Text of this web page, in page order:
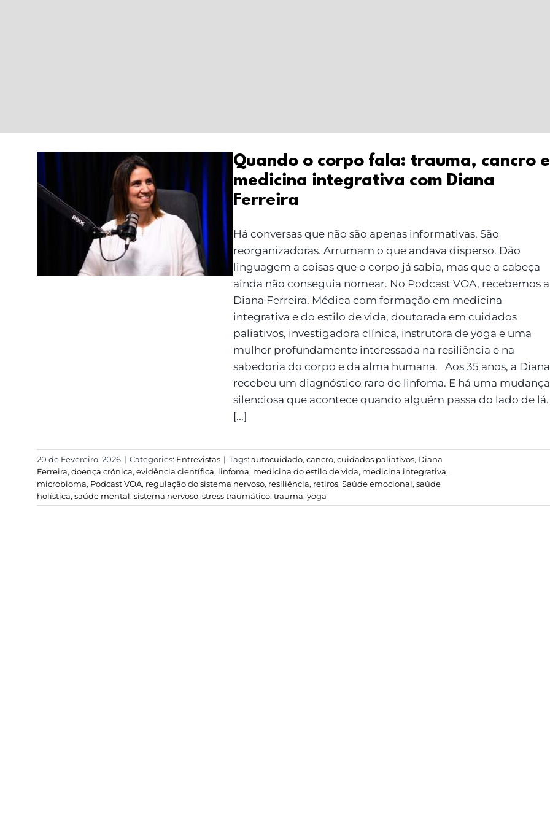
Quando o corpo fala:
trauma, cancro e
medicina integrativa
com Diana Ferreira
Quando o corpo fala: trauma, cancro e
medicina integrativa com Diana
Ferreira
Há conversas que não são apenas informativas. São
reorganizadoras. Arrumam o que andava disperso. Dão
linguagem a coisas que o corpo já sabia, mas que a cabeça
ainda não conseguia nomear. No Podcast VOA, recebemos a
Diana Ferreira. Médica com formação em medicina
integrativa e do estilo de vida, doutorada em cuidados
paliativos, investigadora clínica, instrutora de yoga e uma
mulher profundamente interessada na resiliência e na
sabedoria do corpo e da alma humana. Aos 35 anos, a Diana
recebeu um diagnóstico raro de linfoma. E há uma mudança
silenciosa que acontece quando alguém passa do lado de lá.
[...]
20 de Fevereiro, 2026 | Categories: Entrevistas | Tags: autocuidado, cancro, cuidados paliativos, Diana
Ferreira, doença crónica, evidência científica, linfoma, medicina do estilo de vida, medicina integrativa,
microbioma, Podcast VOA, regulação do sistema nervoso, resiliência, retiros, Saúde emocional, saúde
holística, saúde mental, sistema nervoso, stress traumático, trauma, yoga